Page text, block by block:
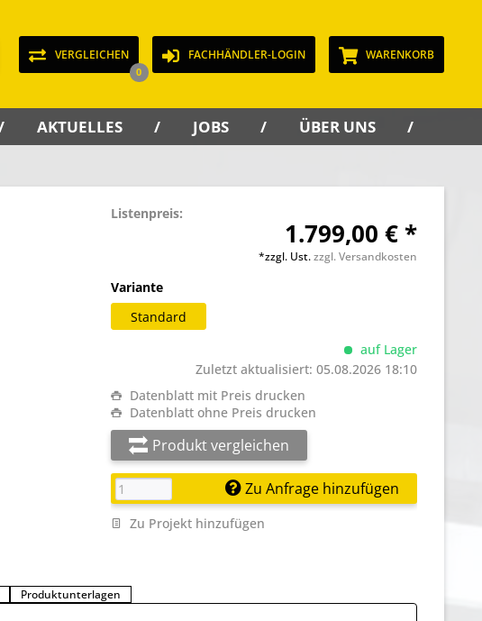
VERGLEICHEN
0
FACHHÄNDLER-LOGIN WARENKORB
AKTUELLES JOBS ÜBER UNS
Listenpreis:
1.799,00 € *
*zzgl. Ust.zzgl. Versandkosten
Variante
Standard
auf Lager
Zuletzt aktualisiert: 05.08.2026 18:10
Datenblatt mit Preis drucken
Datenblatt ohne Preis drucken
Produkt vergleichen
Zu Anfrage hinzufügen
Zu Projekt hinzufügen
Produktunterlagen